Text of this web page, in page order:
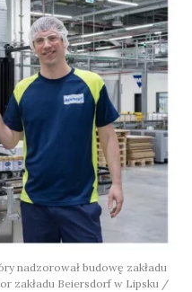
nadzorował budowę zakładu
zakładu Beiersdorf w Lipsku /